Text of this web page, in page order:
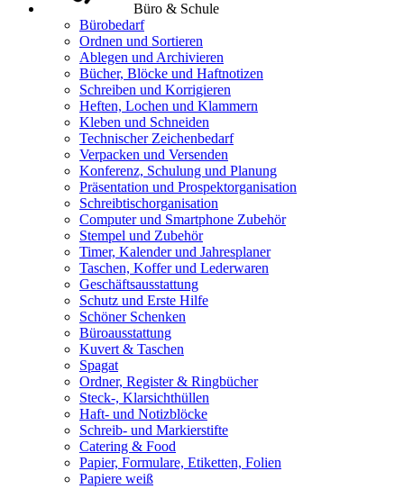
Büro & Schule
Bürobedarf
Ordnen und Sortieren
Ablegen und Archivieren
Bücher, Blöcke und Haftnotizen
Schreiben und Korrigieren
Heften, Lochen und Klammern
Kleben und Schneiden
Technischer Zeichenbedarf
Verpacken und Versenden
Konferenz, Schulung und Planung
Präsentation und Prospektorganisation
Schreibtischorganisation
Computer und Smartphone Zubehör
Stempel und Zubehör
Timer, Kalender und Jahresplaner
Taschen, Koffer und Lederwaren
Geschäftsausstattung
Schutz und Erste Hilfe
Schöner Schenken
Büroausstattung
Kuvert & Taschen
Spagat
Ordner, Register & Ringbücher
Steck-, Klarsichthüllen
Haft- und Notizblöcke
Schreib- und Markierstifte
Catering & Food
Papier, Formulare, Etiketten, Folien
Papiere weiß